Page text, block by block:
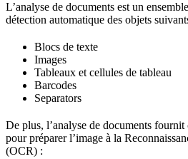
L’analyse de documents est un
détection automatique des objets
Blocs de texte
Images
Tableaux et cellules de tableau
Barcodes
Separators
De plus, l’analyse de documents
pour préparer l’image à la
(OCR) :